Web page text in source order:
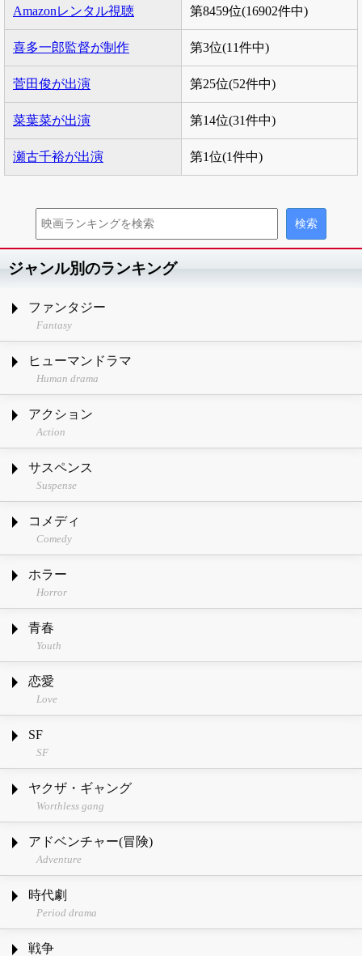
Amazonレンタル視聴 第8459位(16902件中)
喜多一郎監督が制作 第3位(11件中)
菅田俊が出演 第25位(52件中)
菜葉菜が出演 第14位(31件中)
瀬古千裕が出演 第1位(1件中)
ジャンル別のランキング
ファンタジー
Fantasy
ヒューマンドラマ
Human drama
アクション
Action
サスペンス
Suspense
コメディ
Comedy
ホラー
Horror
青春
Youth
恋愛
Love
SF
SF
ヤクザ・ギャング
Worthless gang
アドベンチャー(冒険)
Adventure
時代劇
Period drama
戦争